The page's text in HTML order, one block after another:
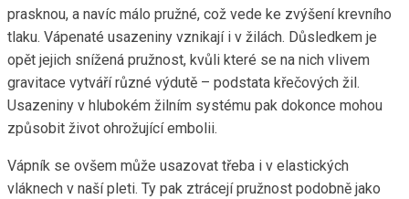
prasknou, a navíc málo pružné, což vede ke zvýšení krevního
tlaku. Vápenaté usazeniny vznikají i v žilách. Důsledkem je
opět jejich snížená pružnost, kvůli které se na nich vlivem
gravitace vytváří různé výdutě – podstata křečových žil.
Usazeniny v hlubokém žilním systému pak dokonce mohou
způsobit život ohrožující embolii.
Vápník se ovšem může usazovat třeba i v elastických
vláknech v naší pleti. Ty pak ztrácejí pružnost podobně jako